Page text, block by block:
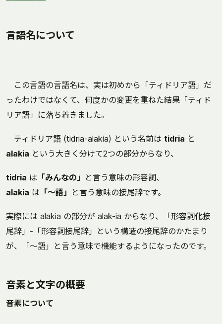
言語名について
この言語の言語名は、実は初めから「ティドリア語」だ
ったわけではなくて、何度かの変更を重ねた結果「ティド
リア語」に落ち着きました。
ティドリア語 (tidria-alakia) という名前は tidria と
alakia という大きく分けて2つの部分からなり、
tidria は 「みんなの」
と言う意味の形容詞、
alakia は 「〜語」 と言う意味の接尾辞です。
実際には alakia の部分が alak-ia からなり、「形容詞化接
尾辞」-「形容詞接尾辞」という構造の接尾辞のかたまり
が、「〜語」と言う意味で機能するようになったのです。
音素と文字の概要
音素について